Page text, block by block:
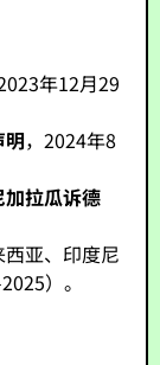
年12月29
，2024年8
拉瓜诉德
亚、印度尼
）。